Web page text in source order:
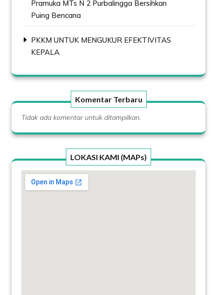
Pramuka MTs N 2 Purbalingga Bersihkan
Puing Bencana
PKKM UNTUK MENGUKUR EFEKTIVITAS
KEPALA
Komentar Terbaru
Tidak ada komentar untuk ditampilkan.
LOKASI KAMI (MAPs)